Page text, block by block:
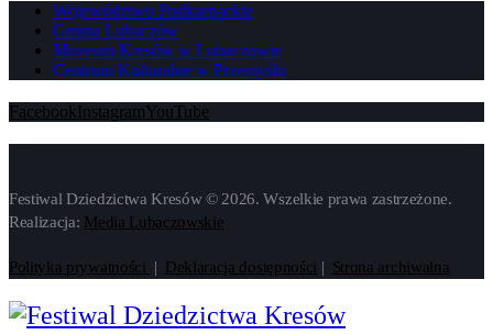
Województwo Podkarpackie
Gmina Lubaczów
Muzeum Kresów w Lubaczowie
Centrum Kulturalne w Przemyślu
FacebookInstagramYouTube
Festiwal Dziedzictwa Kresów © 2026. Wszelkie prawa zastrzeżone.
Realizacja: Media Lubaczowskie
Polityka prywatności | Deklaracja dostępności | Strona archiwalna